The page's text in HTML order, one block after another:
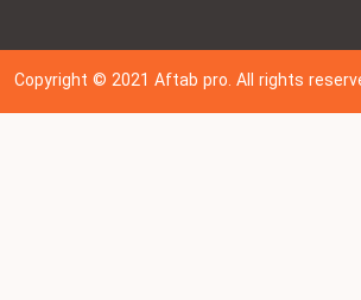
Copyright © 202 1Aftab pro. All rights